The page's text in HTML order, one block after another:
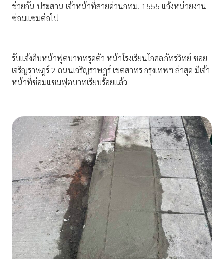
ช่วยกัน ประสาน เจ้าหน้าที่สายด่วนกทม. 1555 แจ้งหน่วยงาน
ซ่อมแซมต่อไป
รับแจ้งคืบหน้าฟุตบาททรุดตัว หน้าโรงเรียนโกศลภัทรวิทย์ ซอย
เจริญราษฎร์ 2 ถนนเจริญราษฎร์ เขตสาทร กรุงเทพฯ ล่าสุด มีเจ้า
หน้าที่ซ่อมแซมฟุตบาทเรียบร้อยแล้ว